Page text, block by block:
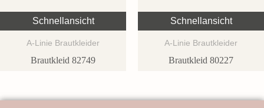
Schnellansicht
A-Linie Brautkleider
Brautkleid 82749
Schnellansicht
A-Linie Brautkleider
Brautkleid 80227